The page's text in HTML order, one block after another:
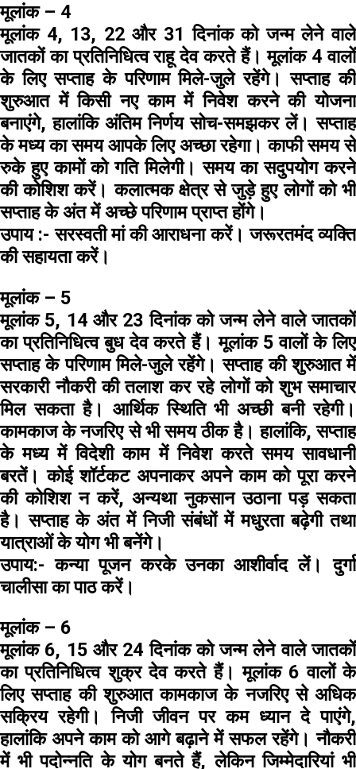
मूलांक – 4
मूलांक 4, 13, 22 और 31 दिनांक को जन्म लेने वाले
जातकों का प्रतिनिधित्व राहू देव करते हैं। मूलांक 4 वालों
के लिए सप्ताह के परिणाम मिले-जुले रहेंगे। सप्ताह की
शुरुआत में किसी नए काम में निवेश करने की योजना
बनाएंगे, हालांकि अंतिम निर्णय सोच-समझकर लें। सप्ताह
के मध्य का समय आपके लिए अच्छा रहेगा। काफी समय से
रुके हुए कामों को गति मिलेगी। समय का सदुपयोग करने
की कोशिश करें। कलात्मक क्षेत्र से जुड़े हुए लोगों को भी
सप्ताह के अंत में अच्छे परिणाम प्राप्त होंगे।
उपाय :- सरस्वती मां की आराधना करें। जरूरतमंद व्यक्ति
की सहायता करें।
मूलांक – 5
मूलांक 5, 14 और 23 दिनांक को जन्म लेने वाले जातकों
का प्रतिनिधित्व बुध देव करते हैं। मूलांक 5 वालों के लिए
सप्ताह के परिणाम मिले-जुले रहेंगे। सप्ताह की शुरुआत में
सरकारी नौकरी की तलाश कर रहे लोगों को शुभ समाचार
मिल सकता है। आर्थिक स्थिति भी अच्छी बनी रहेगी।
कामकाज के नजरिए से भी समय ठीक है। हालांकि, सप्ताह
के मध्य में विदेशी काम में निवेश करते समय सावधानी
बरतें। कोई शॉर्टकट अपनाकर अपने काम को पूरा करने
की कोशिश न करें, अन्यथा नुकसान उठाना पड़ सकता
है। सप्ताह के अंत में निजी संबंधों में मधुरता बढ़ेगी तथा
यात्राओं के योग भी बनेंगे।
उपाय:-कन्या पूजन करके उनका आशीर्वाद लें। दुर्गा
चालीसा का पाठ करें।
मूलांक – 6
मूलांक 6, 15 और 24 दिनांक को जन्म लेने वाले जातकों
का प्रतिनिधित्व शुक्र देव करते हैं। मूलांक 6 वालों के
लिए सप्ताह की शुरुआत कामकाज के नजरिए से अधिक
सक्रिय रहेगी। निजी जीवन पर कम ध्यान दे पाएंगे,
हालांकि अपने काम को आगे बढ़ाने में सफल रहेंगे। नौकरी
में भी पदोन्नति के योग बनते हैं, लेकिन जिम्मेदारियां भी